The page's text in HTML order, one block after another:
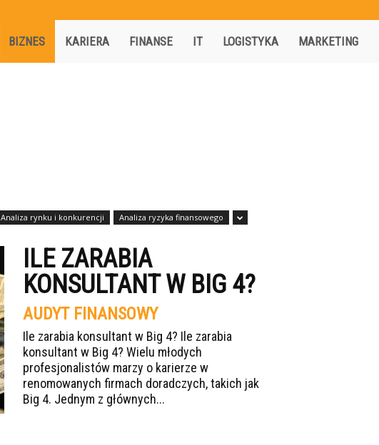
Activisio.pl
BIZNES KARIERA FINANSE IT LOGISTYKA MARKETING
Analiza rynku i konkurencji Analiza ryzyka finansowego
ILE ZARABIA
KONSULTANT W BIG 4?
AUDYT FINANSOWY
Ile zarabia konsultant w Big 4? Ile zarabia
konsultant w Big 4? Wielu młodych
profesjonalistów marzy o karierze w
renomowanych firmach doradczych, takich jak
Big 4. Jednym z głównych...